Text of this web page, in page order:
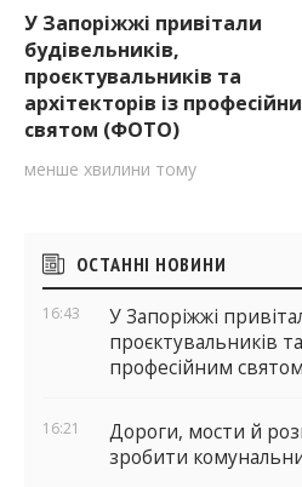
У Запоріжжі привітали
будівельників,
проєктувальників та
архітекторів із
святом (ФОТО)
менше хвилини тому
Бічні
віджети
ОСТАННІ НОВИНИ
16:43
У Запоріжжі
проєктувальників
професійним
16:21
Дороги, мости й
зробити